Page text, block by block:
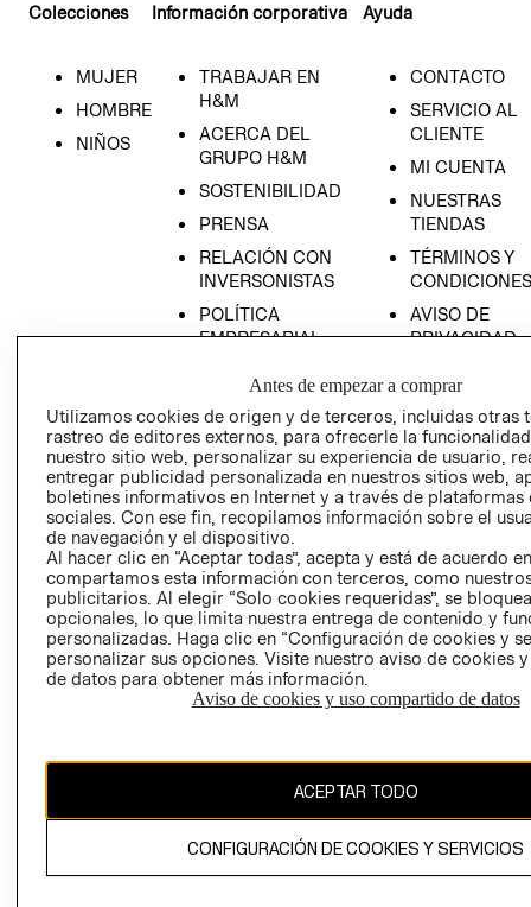
Colecciones
MUJER
HOMBRE
NIÑOS
Información corporativa
TRABAJAR EN
H&M
ACERCA DEL
GRUPO H&M
SOSTENIBILIDAD
PRENSA
RELACIÓN CON
INVERSONISTAS
POLÍTICA
EMPRESARIAL
Ayuda
CONTACTO
SERVICIO AL
CLIENTE
MI CUENTA
NUESTRAS
TIENDAS
TÉRMINOS Y
CONDICIONES
AVISO DE
PRIVACIDAD
COOKIES
LIBRO DE
Ecuador ($)
CAMBIAR REGIÓN
El contenido de esta página web está protegido por copyright y es
propiedad de H&M Hennes & Mauritz AB.
Antes de empezar a comprar
Utilizamos cookies de origen y de terceros, incluidas otras
rastreo de editores externos, para ofrecerle la
nuestro sitio web, personalizar su experiencia de usuario,
entregar publicidad personalizada en nuestros sitios web,
boletines informativos en Internet y a través de plataformas
sociales. Con ese fin, recopilamos información sobre el
de navegación y el dispositivo.
Al hacer clic en “Aceptar todas”, acepta y está de acuerdo
compartamos esta información con terceros, como
publicitarios. Al elegir “Solo cookies requeridas”, se
opcionales, lo que limita nuestra entrega de contenido y
personalizadas. Haga clic en “Configuración de cookies y
personalizar sus opciones. Visite nuestro aviso de cookies
de datos para obtener más información.
Aviso de cookies y uso compartido de datos
ACEPTAR TODO
CONFIGURACIÓN DE COOKIES Y SERVICIOS